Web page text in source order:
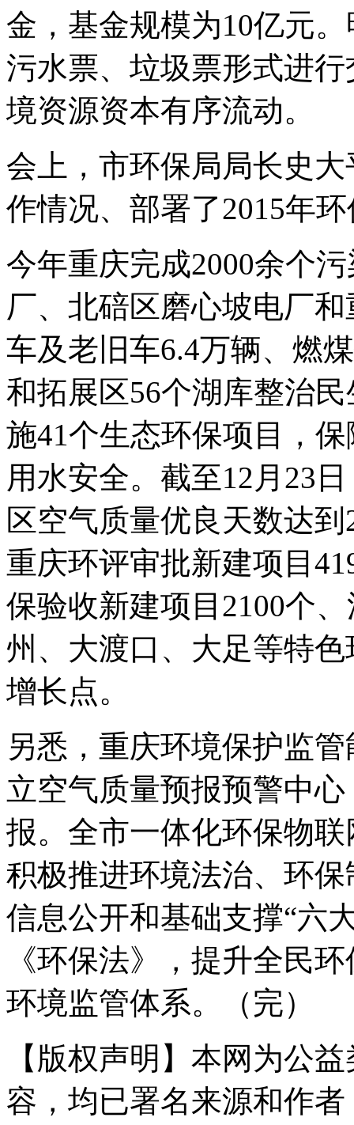
金，基金规模为10亿元
污水票、垃圾票形式进
境资源资本有序流动。
会上，市环保局局长史
作情况、部署了2015年
今年重庆完成2000余个
厂、北碚区磨心坡电厂
车及老旧车6.4万辆、燃
和拓展区56个湖库整治
施41个生态环保项目，
用水安全。截至12月23
区空气质量优良天数达
重庆环评审批新建项目
保验收新建项目2100个
州、大渡口、大足等特
增长点。
另悉，重庆环境保护监
立空气质量预报预警中
报。全市一体化环保物
积极推进环境法治、环
信息公开和基础支撑“六
《环保法》，提升全民
环境监管体系。（完）
【版权声明】本网为公
容，均已署名来源和作